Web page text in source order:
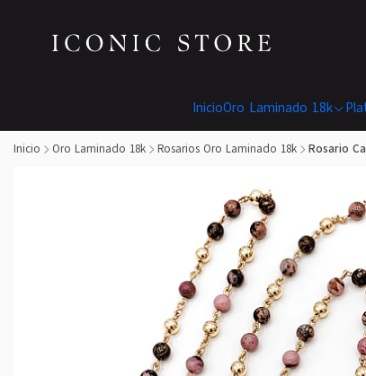
InicioOro Laminado 18k
Inicio Oro Laminado 18k Rosarios Oro Laminado 18k Rosario